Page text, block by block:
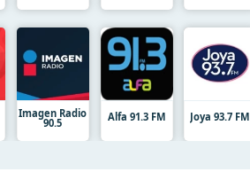
Imagen Radio
90.5 Alfa 91.3 FM Joya 93.7 FM